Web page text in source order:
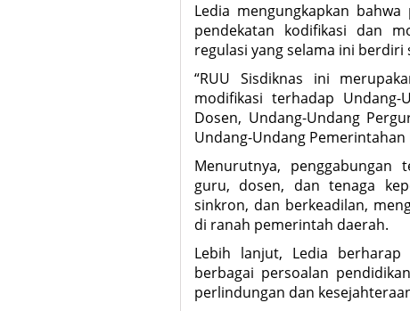
Ledia mengungkapkan
pendekatan kodifikasi dan
regulasi yang selama ini berdiri
“RUU Sisdiknas ini
modifikasi terhadap Undang-
Dosen, Undang-Undang
Undang-Undang Pemerintahan
Menurutnya, penggabungan
guru, dosen, dan tenaga
sinkron, dan berkeadilan,
di ranah pemerintah daerah.
Lebih lanjut, Ledia
berbagai persoalan
perlindungan dan